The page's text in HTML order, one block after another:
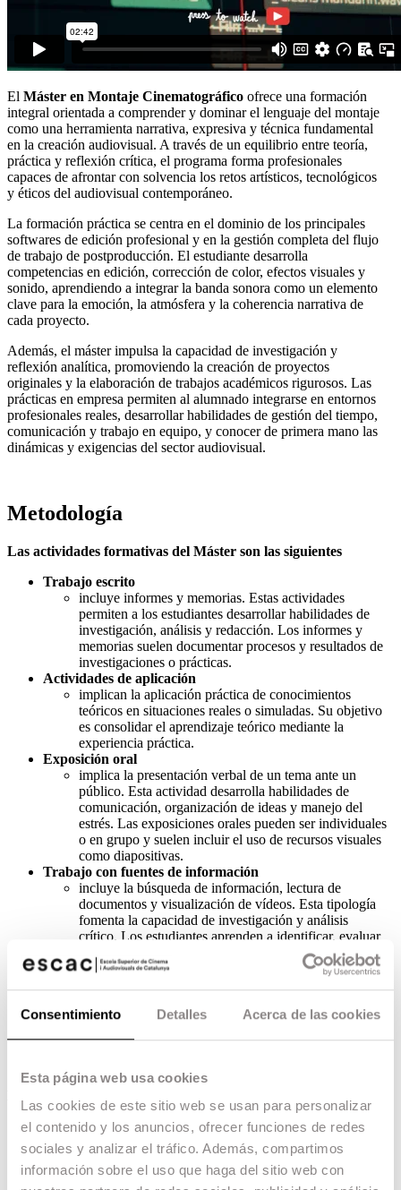
Consentimiento Detalles Acerca de las cookies
Esta página web usa cookies
Las cookies de este sitio web se usan para personalizar
el contenido y los anuncios, ofrecer funciones de redes
sociales y analizar el tráfico. Además, compartimos
información sobre el uso que haga del sitio web con
El Máster en Montaje Cinematográfico ofrece una formación
integral orientada a comprender y dominar el lenguaje del montaje
como una herramienta narrativa, expresiva y técnica fundamental
en la creación audiovisual. A través de un equilibrio entre teoría,
práctica y reflexión crítica, el programa forma profesionales
capaces de afrontar con solvencia los retos artísticos, tecnológicos
y éticos del audiovisual contemporáneo.
La formación práctica se centra en el dominio de los principales
softwares de edición profesional y en la gestión completa del flujo
de trabajo de postproducción. El estudiante desarrolla
competencias en edición, corrección de color, efectos visuales y
sonido, aprendiendo a integrar la banda sonora como un elemento
clave para la emoción, la atmósfera y la coherencia narrativa de
cada proyecto.
Además, el máster impulsa la capacidad de investigación y
reflexión analítica, promoviendo la creación de proyectos
originales y la elaboración de trabajos académicos rigurosos. Las
prácticas en empresa permiten al alumnado integrarse en entornos
profesionales reales, desarrollar habilidades de gestión del tiempo,
comunicación y trabajo en equipo, y conocer de primera mano las
dinámicas y exigencias del sector audiovisual.
Metodología
Las actividades formativas del Máster son las siguientes
Trabajo escrito
incluye informes y memorias. Estas actividades
permiten a los estudiantes desarrollar habilidades de
investigación, análisis y redacción. Los informes y
memorias suelen documentar procesos y resultados de
investigaciones o prácticas.
Actividades de aplicación
implican la aplicación práctica de conocimientos
teóricos en situaciones reales o simuladas. Su objetivo
es consolidar el aprendizaje teórico mediante la
experiencia práctica.
Exposición oral
implica la presentación verbal de un tema ante un
público. Esta actividad desarrolla habilidades de
comunicación, organización de ideas y manejo del
estrés. Las exposiciones orales pueden ser individuales
o en grupo y suelen incluir el uso de recursos visuales
como diapositivas.
Trabajo con fuentes de información
incluye la búsqueda de información, lectura de
documentos y visualización de vídeos. Esta tipología
fomenta la capacidad de investigación y análisis
crítico. Los estudiantes aprenden a identificar, evaluar
y sintetizar información relevante de diversas fuentes.
Aprendizaje autónomo
planificación, ejecución y evaluación de actividades
Clase expositiva (clase magistral)
el profesor transmite conocimientos de manera directa
a los estudiantes. Durante estas sesiones, el docente
presenta información estructurada sobre un tema